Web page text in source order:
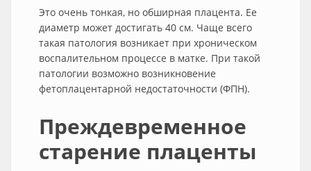
Это очень тонкая, но обширная плацента. Ее
диаметр может достигать 40 см. Чаще всего
такая патология возникает при хроническом
воспалительном процессе в матке. При такой
патологии возможно возникновение
фетоплацентарной недостаточности (ФПН).
Преждевременное
старение плаценты